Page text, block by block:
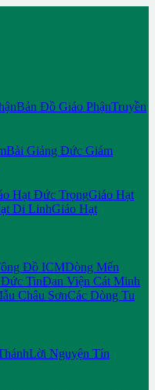
Bản Đồ Giáo PhậnTruyền
Bài Giảng Đức Giám
Hạt Đức TrọngGiáo Hạt
Di LinhGiáo Hạt
Đồ ICMDòng Mến
TinĐan Viện Cát Minh
Châu SơnCác Dòng Tu
Lời Nguyện Tín